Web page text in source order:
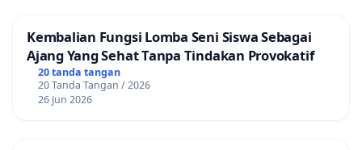
Kembalian Fungsi Lomba Seni Siswa Sebagai
Ajang Yang Sehat Tanpa Tindakan Provokatif
20 tanda tangan
20 Tanda Tangan / 2026
26 Jun 2026